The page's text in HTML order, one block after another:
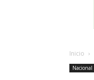
Inicio
Nacional